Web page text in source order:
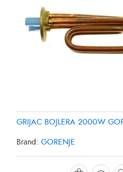
GRIJAC BOJLERA 2000W
Brand: GORENJE
GRIJAC FRIZIDERA
Brand: SAMSUNG
GRIJAC FRIZIDERA
Brand: SAMSUNG